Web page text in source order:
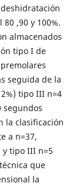
,90 y 100%.
almacenados
tipo I de
seguida de la
tipo III n=4
segundos
la clasificación
a n=37,
y tipo III n=5
que
la